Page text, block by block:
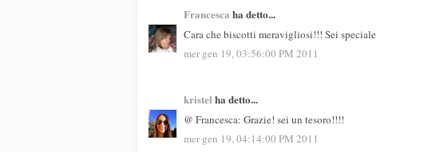
Francesca ha detto...
Cara che biscotti meravigliosi!!! Sei speciale
mer gen 19, 03:56:00 PM 2011
kristel ha detto...
@ Francesca: Grazie! sei un tesoro!!!!
mer gen 19, 04:14:00 PM 2011